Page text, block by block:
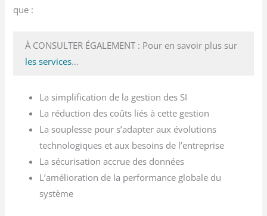
que :
À CONSULTER ÉGALEMENT : Pour en savoir plus sur
les services…
La simplification de la gestion des SI
La réduction des coûts liés à cette gestion
La souplesse pour s’adapter aux évolutions
technologiques et aux besoins de l’entreprise
La sécurisation accrue des données
L’amélioration de la performance globale du
système